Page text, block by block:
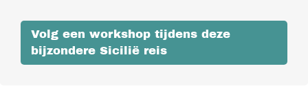
Volg een workshop tijdens deze
bijzondere Sicilië reis